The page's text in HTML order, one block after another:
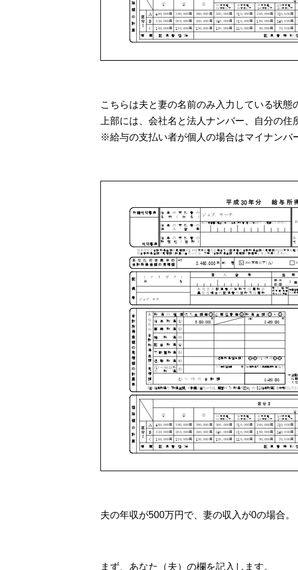
こちらは夫と妻の名前のみ入力している状態
上部には、会社名と法人ナンバー、自分の住
※給与の支払い者が個人の場合はマイナンバ
夫の年収が500万円で、妻の収入が0の場合。
まず、あなた（夫）の欄を記入します。